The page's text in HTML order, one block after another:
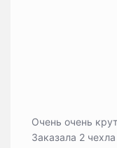
Очень очень
Заказала 2